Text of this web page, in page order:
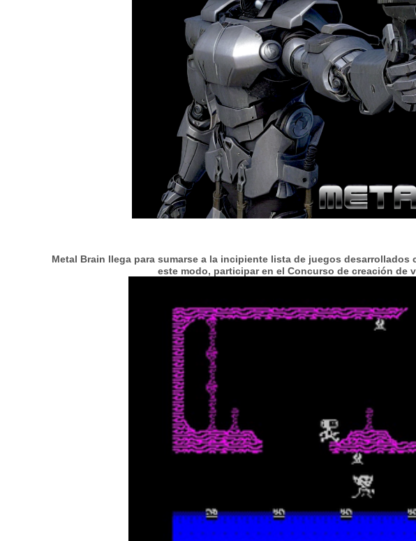
Metal Brain llega para sumarse a la incipiente lista de juegos desarrollados
este modo, participar en el Concurso de creación de